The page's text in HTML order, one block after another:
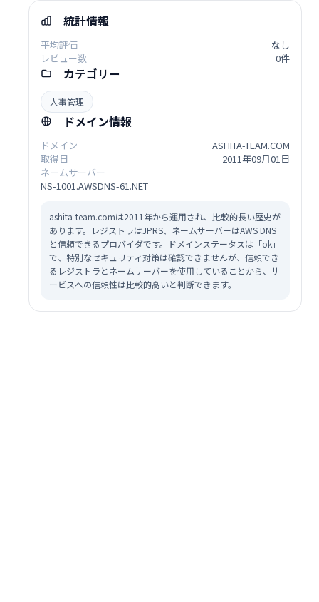
統計情報
平均評価
なし
レビュー数
0件
カテゴリー
人事管理
ドメイン情報
ドメイン
ASHITA-TEAM.COM
取得日
2011年09月01日
ネームサーバー
NS-1001.AWSDNS-61.NET
ashita-team.comは2011年から運用され、比較的長い歴史が
あります。レジストラはJPRS、ネームサーバーはAWS DNS
と信頼できるプロバイダです。ドメインステータスは「ok」
で、特別なセキュリティ対策は確認できませんが、信頼でき
るレジストラとネームサーバーを使用していることから、サ
ービスへの信頼性は比較的高いと判断できます。